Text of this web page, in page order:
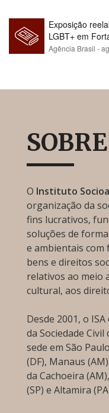
Exposição
LGBT+ em
Agência Brasil -
O Instituto
organização da
fins lucrativos,
soluções de
e ambientais com
bens e direitos
relativos ao meio
cultural, aos
Desde 2001, o
da Sociedade
sede em São
(DF), Manaus
da Cachoeira
(SP) e Altamira